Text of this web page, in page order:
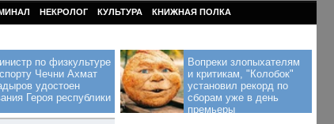
НЕКРОЛОГ КУЛЬТУРА КНИЖНАЯ ПОЛКА
по физкультуре
Чечни Ахмат
удостоен
Героя республики
Вопреки злопыхателям
и критикам, "Колобок"
установил рекорд по
сборам уже в день
премьеры